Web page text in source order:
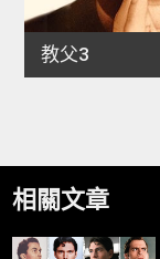
相關文章